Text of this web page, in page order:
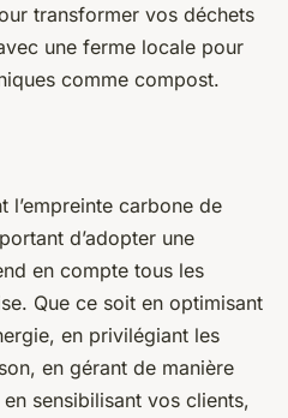
transformer vos déchets
une ferme locale pour
comme compost.
l’empreinte carbone de
d’adopter une
en compte tous les
Que ce soit en optimisant
en privilégiant les
en gérant de manière
sensibilisant vos clients,